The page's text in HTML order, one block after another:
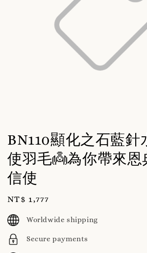
BN110顯化之石藍針
使羽毛👼為你帶來恩
信使
Regular
price
NT$ 1,777
Worldwide shipping
Secure payments